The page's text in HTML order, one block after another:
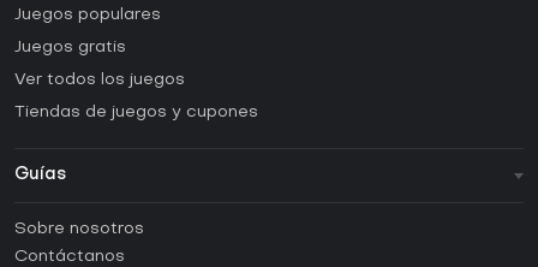
Juegos populares
Juegos gratis
Ver todos los juegos
Tiendas de juegos y cupones
Guías
Guías y tutoriales
Sobre nosotros
Contáctanos